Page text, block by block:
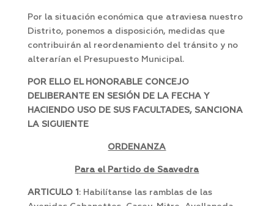
Por la situación económica que atraviesa nuestro
Distrito, ponemos a disposición, medidas que
contribuirán al reordenamiento del tránsito y no
alterarían el Presupuesto Municipal.
POR ELLO EL HONORABLE CONCEJO
DELIBERANTE EN SESIÓN DE LA FECHA Y
HACIENDO USO DE SUS FACULTADES, SANCIONA
LA SIGUIENTE
ORDENANZA
Para el Partido de Saavedra
ARTICULO 1 : Habilítanse las ramblas de las